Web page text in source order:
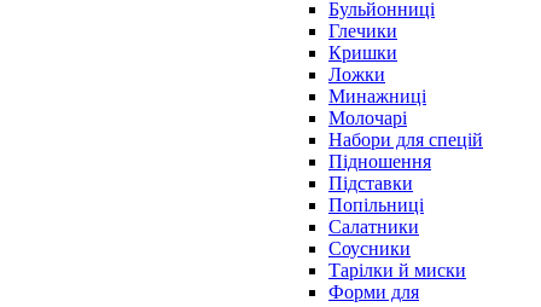
Бульйонниці
Глечики
Кришки
Ложки
Минажниці
Молочарі
Набори для спецій
Підношення
Підставки
Попільниці
Салатники
Соусники
Тарілки й миски
Форми для